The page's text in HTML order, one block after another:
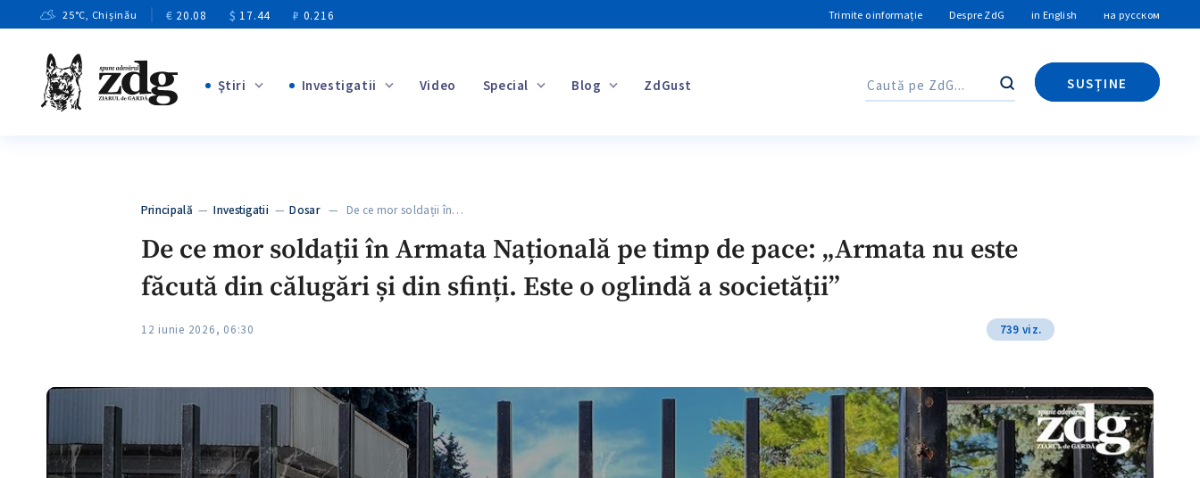
25°C, Chișinău € 20.08 $ 17.44 ₽ 0.216 Trimite o informație Despre ZdG in English на русском
Ştiri Investigatii Video Special Blog ZdGust Caută
SUSȚINE
Caută
Principală —Investigatii —Dosar— De ce mor soldații în…
De ce mor soldații în Armata Națională pe timp de pace: „Armata nu este
făcută din călugări și din sfinți. Este o oglindă a societății”
12 iunie 2026, 06:30 739 viz.